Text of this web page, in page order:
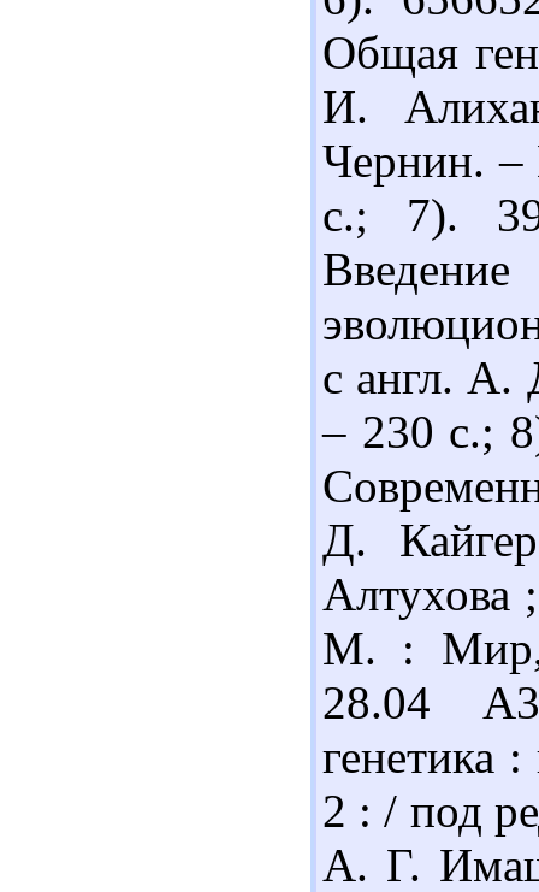
Общая
И.
Чернин.
с.; 7).
с англ.
– 230 с.;
Д.
Алтухова
М. : Мир,
28.04
генетика
2 : / под
А. Г.